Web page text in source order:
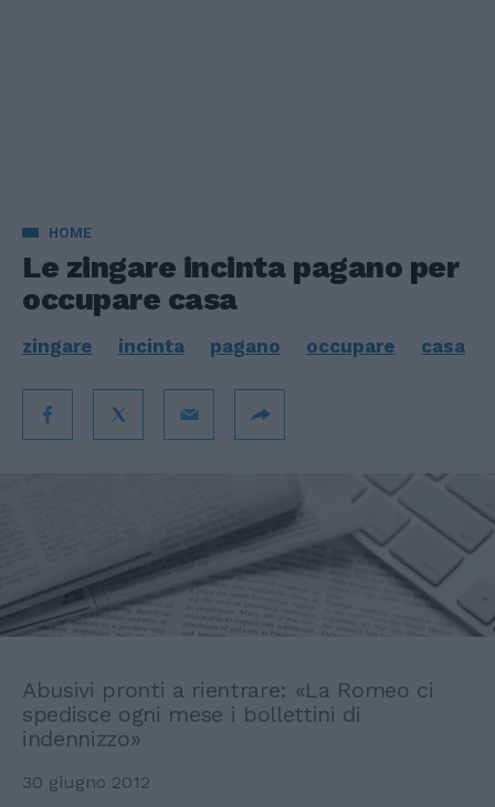
HOME
Le zingare incinta pagano per
occupare casa
zingare incinta pagano occupare casa
Abusivi pronti a rientrare: «La Romeo ci
spedisce ogni mese i bollettini di
indennizzo»
30 giugno 2012